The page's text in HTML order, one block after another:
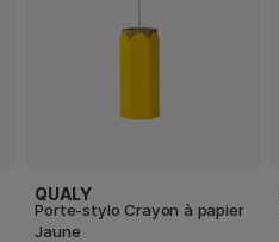
QUALY
Porte-stylo Crayon à papier
Jaune